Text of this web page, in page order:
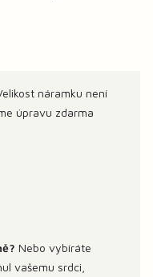
náramku není
úpravu zdarma
Nebo vybíráte
vašemu srdci,